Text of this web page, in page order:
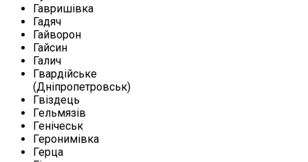
Гавришівка
Гадяч
Гайворон
Гайсин
Галич
Гвардійське
(Дніпропетровськ)
Гвіздець
Гельмязів
Генічеськ
Геронимівка
Герца